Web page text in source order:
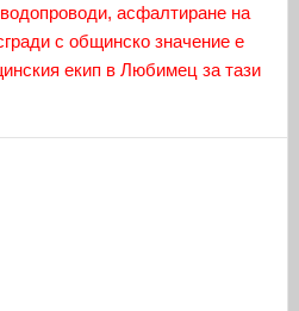
асфалтиране на
с общинско значение е
екип в Любимец за тази